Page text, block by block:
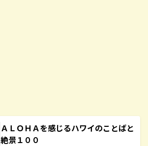
ＡＬＯＨＡを感じるハワイのことばと
絶景１００